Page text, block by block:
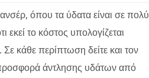
όπου τα ύδατα είναι σε πολύ
το κόστος υπολογίζεται
κάθε περίπτωση δείτε και τον
άντλησης υδάτων από